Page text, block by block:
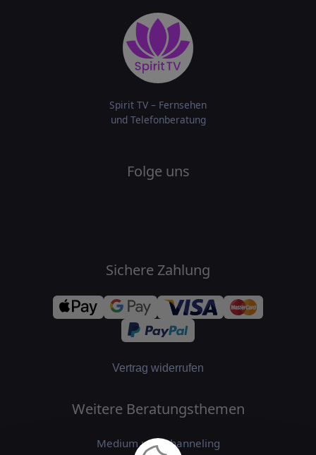
Spirit TV – Fernsehen
und Telefonberatung
Folge uns
Sichere Zahlung
Vertrag widerrufen
Weitere Beratungsthemen
Medium und Channeling